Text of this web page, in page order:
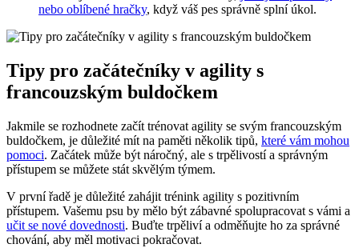
nebo oblíbené hračky, když váš pes správně splní úkol.
Tipy pro začátečníky v agility s
francouzským buldočkem
Jakmile se rozhodnete začít trénovat agility se svým francouzským
buldočkem, je důležité mít na paměti několik tipů, které vám mohou
pomoci. Začátek může být náročný, ale s trpělivostí a správným
přístupem se můžete stát skvělým týmem.
V první řadě je důležité zahájit trénink agility s pozitivním
přístupem. Vašemu psu by mělo být zábavné spolupracovat s vámi a
učit se nové dovednosti. Buďte trpěliví a odměňujte ho za správné
chování, aby měl motivaci pokračovat.